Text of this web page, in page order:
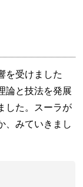
を受けました
論と技法を発展
した。スーラが
、みていきまし